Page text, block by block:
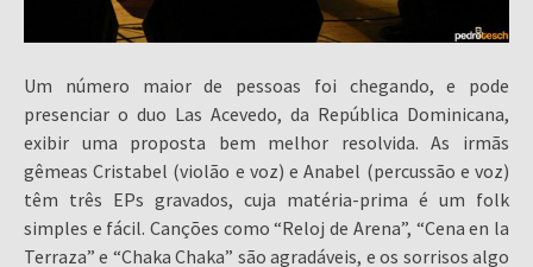
Um número maior de pessoas foi chegando, e pode
presenciar o duo Las Acevedo, da República Dominicana,
exibir uma proposta bem melhor resolvida. As irmãs
gêmeas Cristabel (violão e voz) e Anabel (percussão e voz)
têm três EPs gravados, cuja matéria-prima é um folk
simples e fácil. Canções como “Reloj de Arena”, “Cena en la
Terraza” e “Chaka Chaka” são agradáveis, e os sorrisos algo